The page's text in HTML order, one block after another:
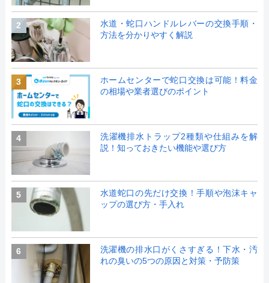
2
水道・蛇口ハンドルレバーの交換手順・
方法を分かりやすく解説
3
ホームセンターで蛇口交換は可能！料金
の相場や業者選びのポイント
4
洗濯機排水トラップ2種類や仕組みを解
説！知っておきたい機能や選び方
5
水道蛇口の先だけ交換！手順や泡沫キャ
ップの選び方・手入れ
6
洗濯機の排水口がくさすぎる！下水・汚
れの臭いの5つの原因と対策・予防策